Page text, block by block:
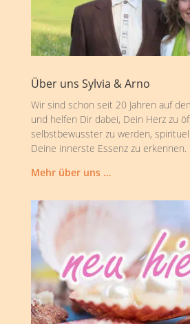
Über uns Sylvia & Arno
Wir sind schon seit 20 Jahren auf
und helfen Dir dabei, Dein Herz zu
selbstbewusster zu werden,
Deine innerste Essenz zu erkennen.
Mehr über uns …